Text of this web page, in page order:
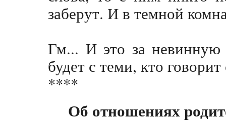
заберут. И в темной
Гм... И это за невинную
будет с теми, кто
****
Об отношениях